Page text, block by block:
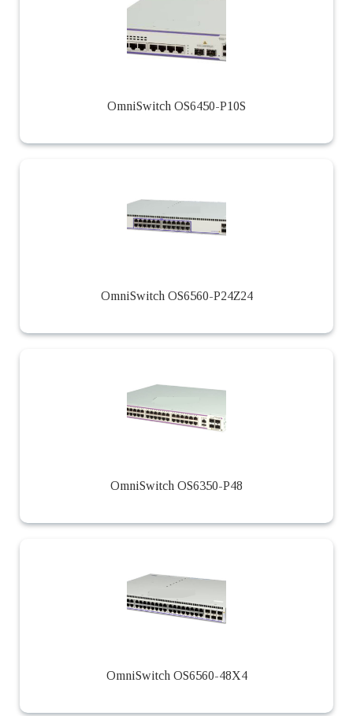
OmniSwitch OS6450-P10S
OmniSwitch OS6560-P24Z24
OmniSwitch OS6350-P48
OmniSwitch OS6560-48X4